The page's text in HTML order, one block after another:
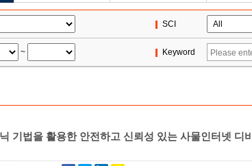
SCI
~ Keyword
기법을 활용한 안전하고 신뢰성 있는 사물인터넷 디